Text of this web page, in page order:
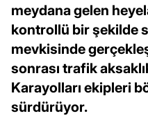
meydana gelen
kontrollü bir şekilde
mevkisinde
sonrası trafik
Karayolları ekipleri
sürdürüyor.